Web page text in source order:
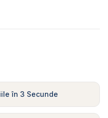
în 3 Secunde